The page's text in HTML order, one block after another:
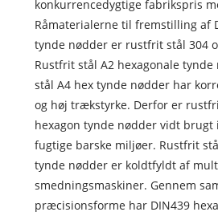
konkurrencedygtige fabrikspris
Råmaterialerne til fremstilling af
tynde nødder er rustfrit stål 304
Rustfrit stål A2 hexagonale
stål A4 hex tynde nødder har
og høj trækstyrke. Derfor er
hexagon tynde nødder vidt brugt
fugtige barske miljøer. Rustfrit
tynde nødder er koldtfyldt af
smedningsmaskiner. Gennem
præcisionsforme har DIN439